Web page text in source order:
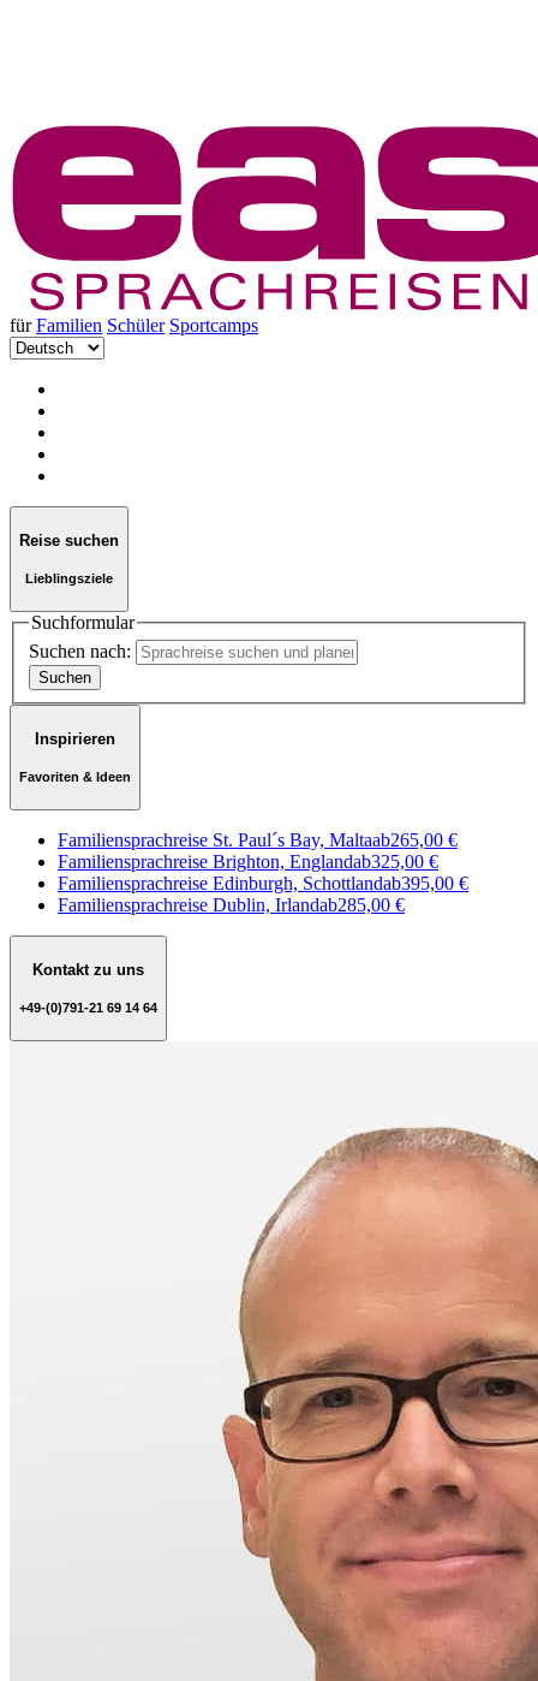
für Familien Schüler Sportcamps
Reise suchen
Lieblingsziele
Suchformular
Suchen nach:
Inspirieren
Favoriten & Ideen
Familiensprachreise St. Paul´s Bay, Maltaab265,00 €
Familiensprachreise Brighton, Englandab325,00 €
Familiensprachreise Edinburgh, Schottlandab395,00 €
Familiensprachreise Dublin, Irlandab285,00 €
Kontakt zu uns
+49-(0)791-21 69 14 64